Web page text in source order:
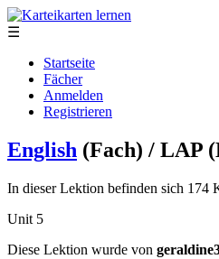
☰
Startseite
Fächer
Anmelden
Registrieren
English (Fach) / LAP
In dieser Lektion befinden sich 174
Unit 5
Diese Lektion wurde von